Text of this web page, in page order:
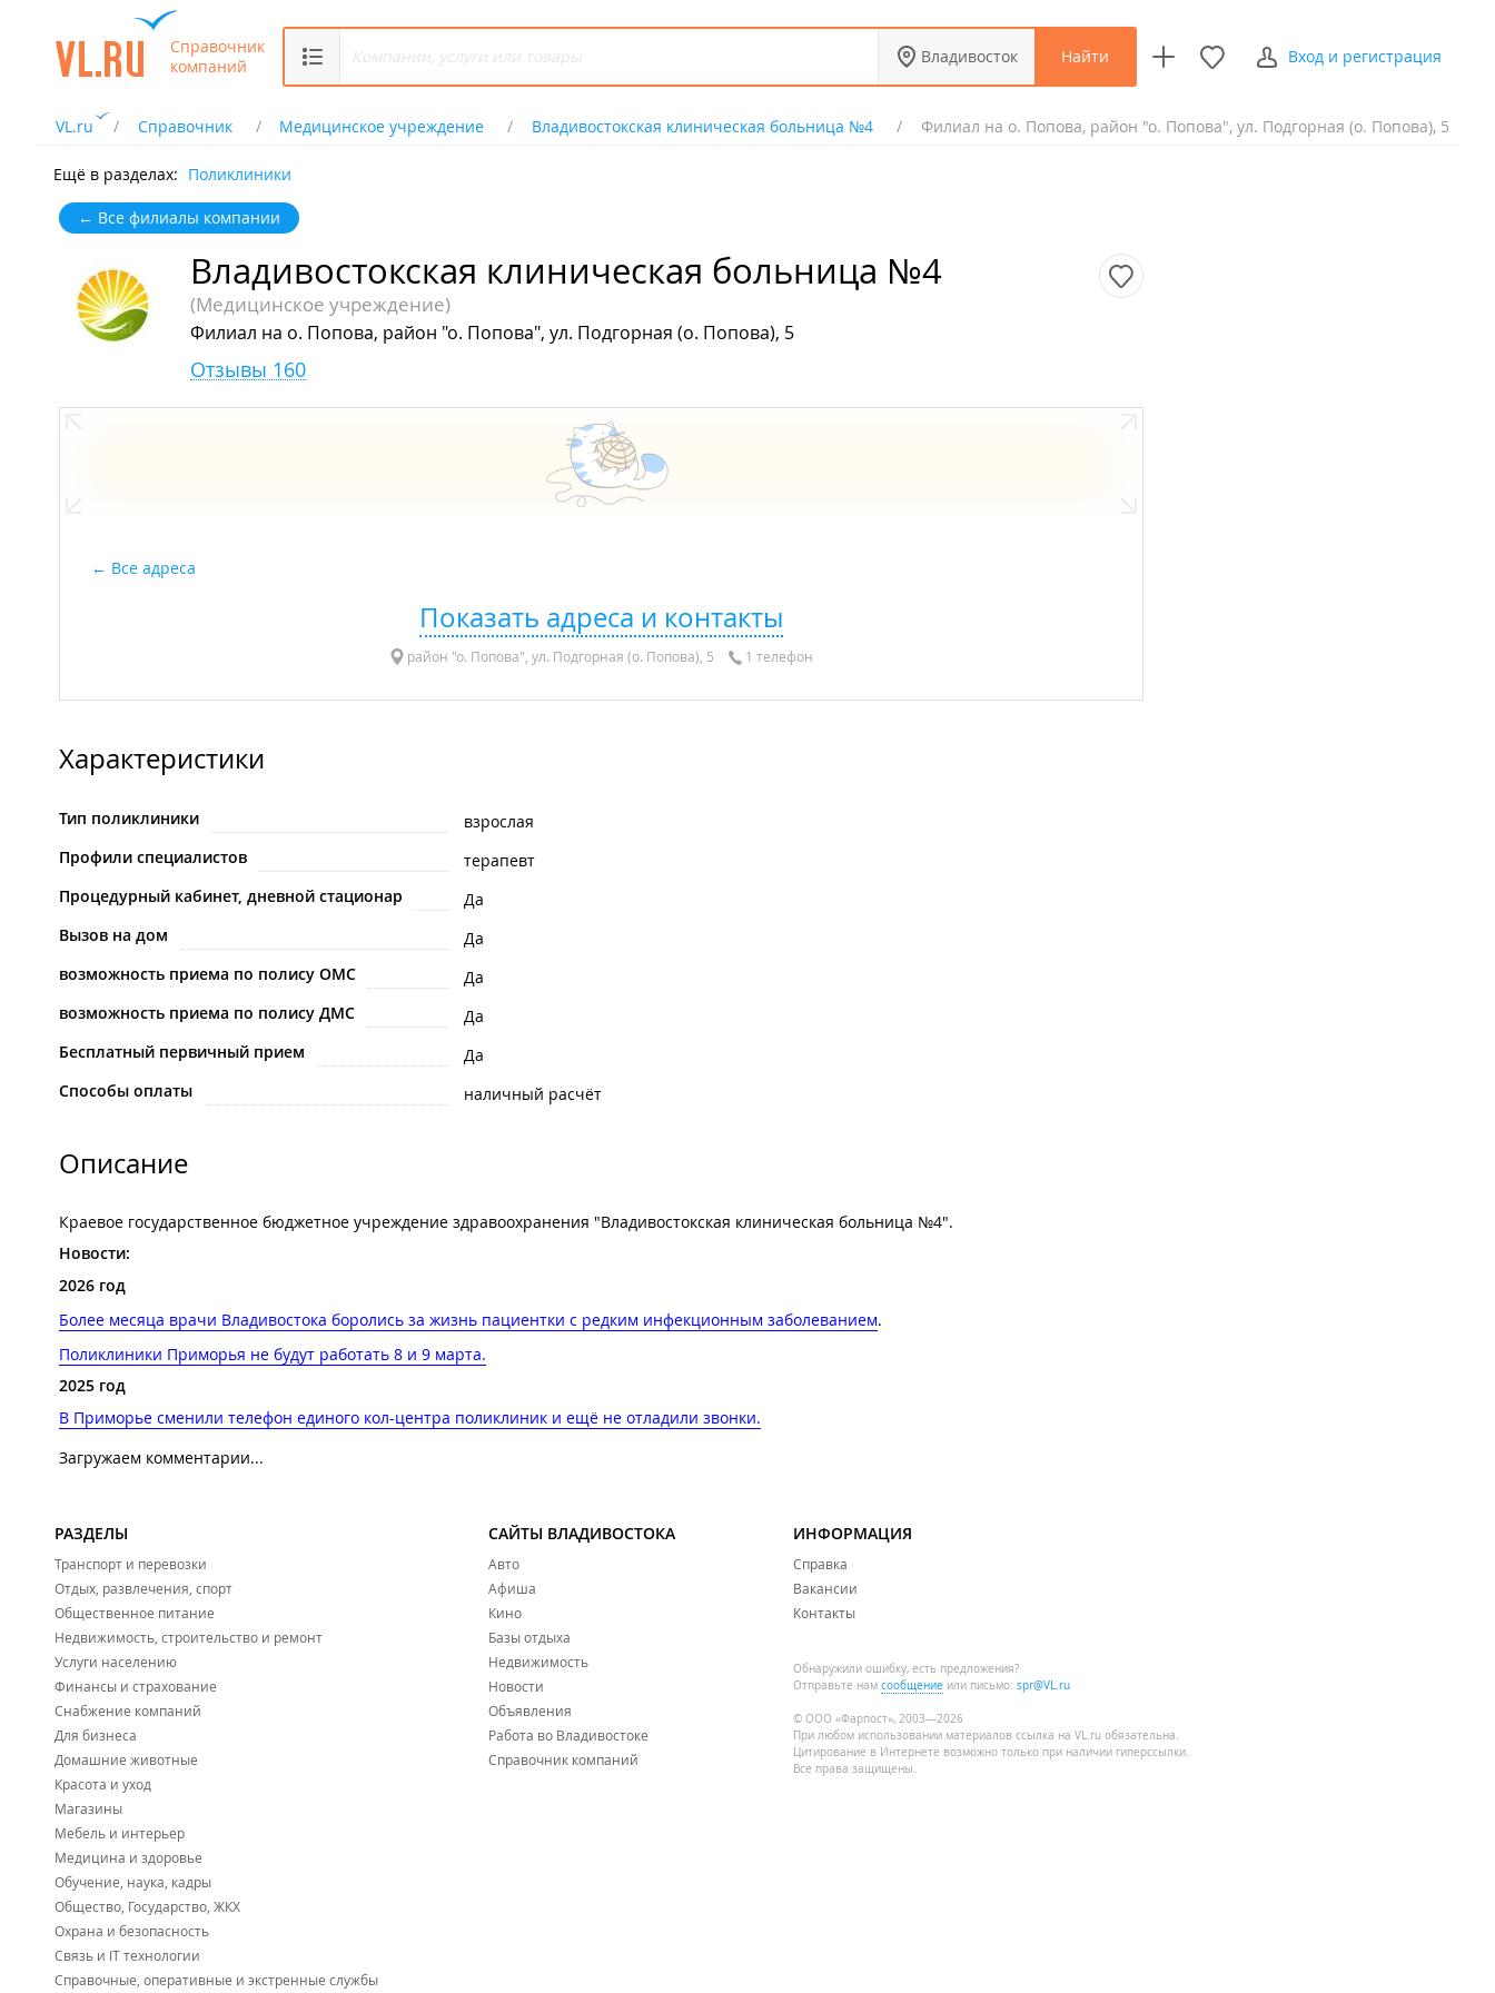
Справочник
компаний
Владивосток Найти Вход и регистрация
VL.ru Справочник Медицинское учреждение Владивостокская клиническая больница №4 Филиал на о. Попова, район "о. Попова", ул. Подгорная (о. Попова), 5
Ещё в разделах: Поликлиники
← Все филиалы компании
Владивостокская клиническая больница №4
(Медицинское учреждение)
Филиал на о. Попова, район "о. Попова", ул. Подгорная (о. Попова), 5
Отзывы 160
Все адреса
Показать адреса и контакты
район "о. Попова", ул. Подгорная (о. Попова), 5 1 телефон
Характеристики
Тип поликлиники
взрослая
Профили специалистов
терапевт
Процедурный кабинет, дневной стационар
Да
Вызов на дом
Да
возможность приема по полису ОМС
Да
возможность приема по полису ДМС
Да
Бесплатный первичный прием
Да
Способы оплаты
наличный расчёт
Описание
Краевое государственное бюджетное учреждение здравоохранения "Владивостокская клиническая больница №4".
Новости:
2026 год
Более месяца врачи Владивостока боролись за жизнь пациентки с редким инфекционным заболеванием.
Поликлиники Приморья не будут работать 8 и 9 марта.
2025 год
В Приморье сменили телефон единого кол-центра поликлиник и ещё не отладили звонки.
Загружаем комментарии...
РАЗДЕЛЫ
Транспорт и перевозки
Отдых, развлечения, спорт
Общественное питание
Недвижимость, строительство и ремонт
Услуги населению
Финансы и страхование
Снабжение компаний
Для бизнеса
Домашние животные
Красота и уход
Магазины
Мебель и интерьер
Медицина и здоровье
Обучение, наука, кадры
Общество, Государство, ЖКХ
Охрана и безопасность
Связь и IT технологии
Справочные, оперативные и экстренные службы
САЙТЫ ВЛАДИВОСТОКА
Авто
Афиша
Кино
Базы отдыха
Недвижимость
Новости
Объявления
Работа во Владивостоке
Справочник компаний
ИНФОРМАЦИЯ
Справка
Вакансии
Контакты
Обнаружили ошибку, есть предложения?
Отправьте нам сообщение или письмо: spr@VL.ru
© ООО «Фарпост», 2003—2026
При любом использовании материалов ссылка на VL.ru обязательна.
Цитирование в Интернете возможно только при наличии гиперссылки.
Все права защищены.